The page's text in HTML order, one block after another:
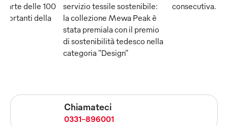
delle 100
della
servizio tessile sostenibile:
la collezione Mewa Peak è
stata premiala con il premio
di sostenibilità tedesco nella
categoria "Design"
consecutiva.
Chiamateci
0331-896001